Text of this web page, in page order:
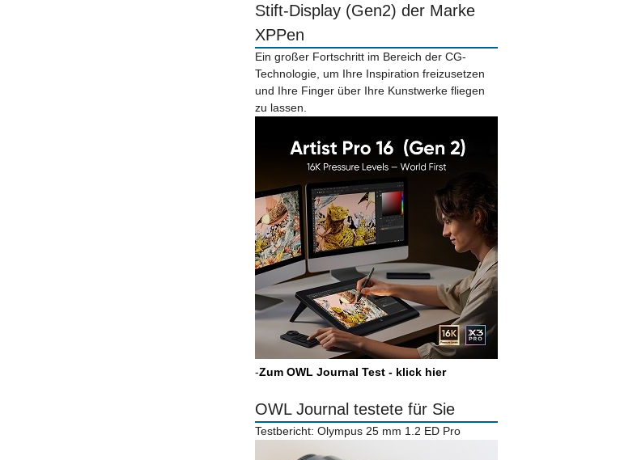
Stift-Display (Gen2) der Marke
XPPen
Ein großer Fortschritt im Bereich der CG-
Technologie, um Ihre Inspiration freizusetzen
und Ihre Finger über Ihre Kunstwerke fliegen
zu lassen.
-Zum OWL Journal Test - klick hier
OWL Journal testete für Sie
Testbericht: Olympus 25 mm 1.2 ED Pro